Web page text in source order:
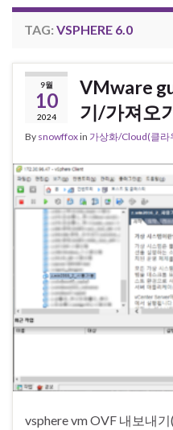
TAG: VSPHERE 6.0
9월
10
2024
VMware
기/가져오
By snowffoxin 가상화/Cloud(클라
vsphere vm OVF 내보내